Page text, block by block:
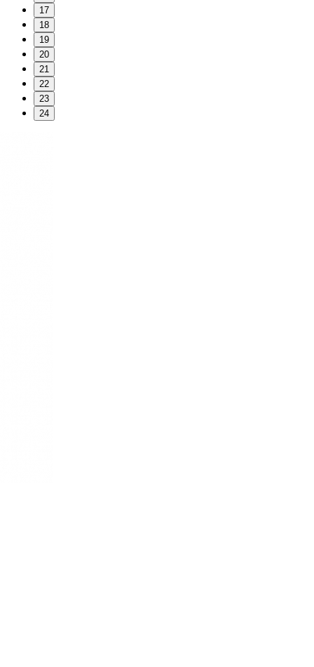
17
18
19
20
21
22
23
24